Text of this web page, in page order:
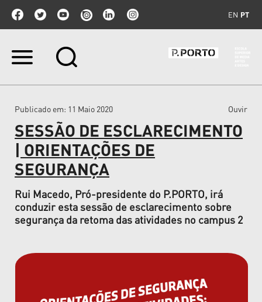
EN PT
Ir
Ir
navegação
Publicado em: 11 Maio 2020 Ouvir
SESSÃO DE ESCLARECIMENTO
| ORIENTAÇÕES DE
SEGURANÇA
Rui Macedo, Pró-presidente do P.PORTO, irá
conduzir esta sessão de esclarecimento sobre
segurança da retoma das atividades no campus 2